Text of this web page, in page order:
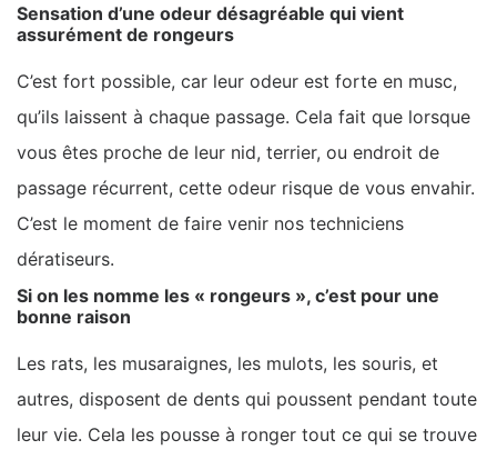
Sensation d’une odeur désagréable qui vient
assurément de rongeurs
C’est fort possible, car leur odeur est forte en musc,
qu’ils laissent à chaque passage. Cela fait que lorsque
vous êtes proche de leur nid, terrier, ou endroit de
passage récurrent, cette odeur risque de vous envahir.
C’est le moment de faire venir nos techniciens
dératiseurs.
Si on les nomme les « rongeurs », c’est pour une
bonne raison
Les rats, les musaraignes, les mulots, les souris, et
autres, disposent de dents qui poussent pendant toute
leur vie. Cela les pousse à ronger tout ce qui se trouve